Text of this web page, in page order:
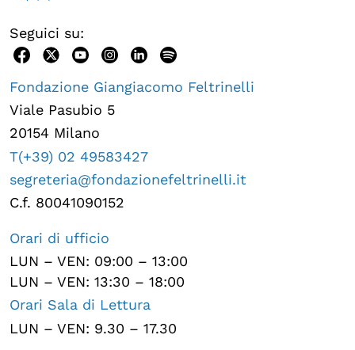
Seguici su:
Fondazione Giangiacomo Feltrinelli
Viale Pasubio 5
20154 Milano
T(+39) 02 49583427
segreteria@fondazionefeltrinelli.it
C.f. 80041090152
Orari di ufficio
LUN – VEN: 09:00 – 13:00
LUN – VEN: 13:30 – 18:00
Orari Sala di Lettura
LUN – VEN: 9.30 – 17.30